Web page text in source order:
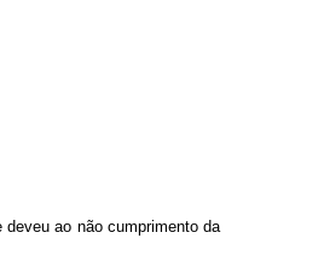
ao não cumprimento da